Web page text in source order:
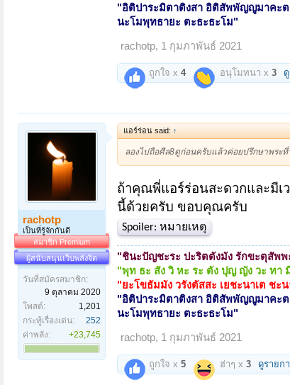
"อิติปาระมิตาติงสา อิติสัพพัญญูมาคะ
นะโมพุทธายะ ตะธะธะโม"
rachotp, 1 กุมภาพันธ์ 2021
ถูกใจ x 4 อนุโมทนา x 3
rachotp
เป็นที่รู้จักกันดี
สมาชิก Premium
ผู้สนับสนุนเว็บพลังจิต
วันที่สมัครสมาชิก:
9 ตุลาคม 2020
โพสต์:
1,201
กระทู้เรื่องเด่น:
252
ค่าพลัง:
+23,745
แอร์ร่อน said: ↑
ลองไปถือศีล8ดูก่อนครับแล้วค่อยปรึกษาพระที่
ถ้าคุณพี่แอร์ร่อนสะดวกและมี
นี้ด้วยครับ ขอบคุณครับ
Spoiler: หมายเหตุ
"ชินะปัญชะระ ปะริตตังมัง รักขะตุสัพพ
"พุท ธะ สัง วิ หะ ระ ตัง ปุญ ญัง วะ ทา
"ยะโขธัมมัง วรังตัสสะ เยชะนาเต ชะ
"อิติปาระมิตาติงสา อิติสัพพัญญูมาคะ
นะโมพุทธายะ ตะธะธะโม"
rachotp, 1 กุมภาพันธ์ 2021
ถูกใจ x 5 ฮ่าๆ x 3 ดูรายก